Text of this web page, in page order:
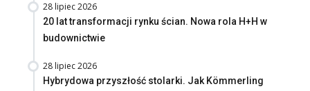
28 lipiec 2026
20 lat transformacji rynku ścian. Nowa rola H+H w
budownictwie
28 lipiec 2026
Hybrydowa przyszłość stolarki. Jak Kömmerling